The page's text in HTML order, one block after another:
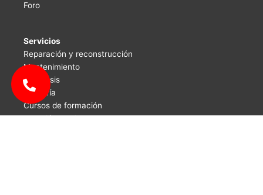
Foro
Servicios
Reparación y reconstrucción
Mantenimiento
Diagnosis
Asesoría
Cursos de formación
Atención al cliente